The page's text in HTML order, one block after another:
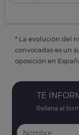
* La evolución del
convocadas es un
oposición en
TE
Rellena el